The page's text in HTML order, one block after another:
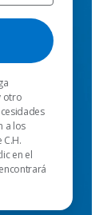
otro
a los
en el